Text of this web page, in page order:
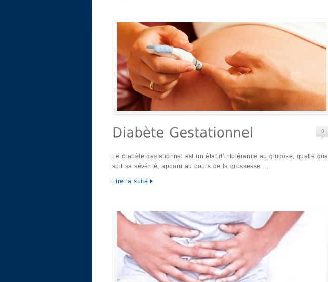
0
Le diabète gestationnel est un état d’intolérance au glucose, quelle que
soit sa sévérité, apparu au cours de la grossesse …
Lire la suite